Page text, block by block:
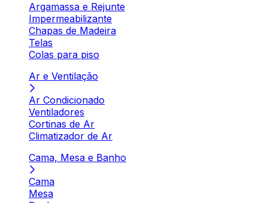
Argamassa e Rejunte
Impermeabilizante
Chapas de Madeira
Telas
Colas para piso
Ar e Ventilação
Ar Condicionado
Ventiladores
Cortinas de Ar
Climatizador de Ar
Cama, Mesa e Banho
Cama
Mesa